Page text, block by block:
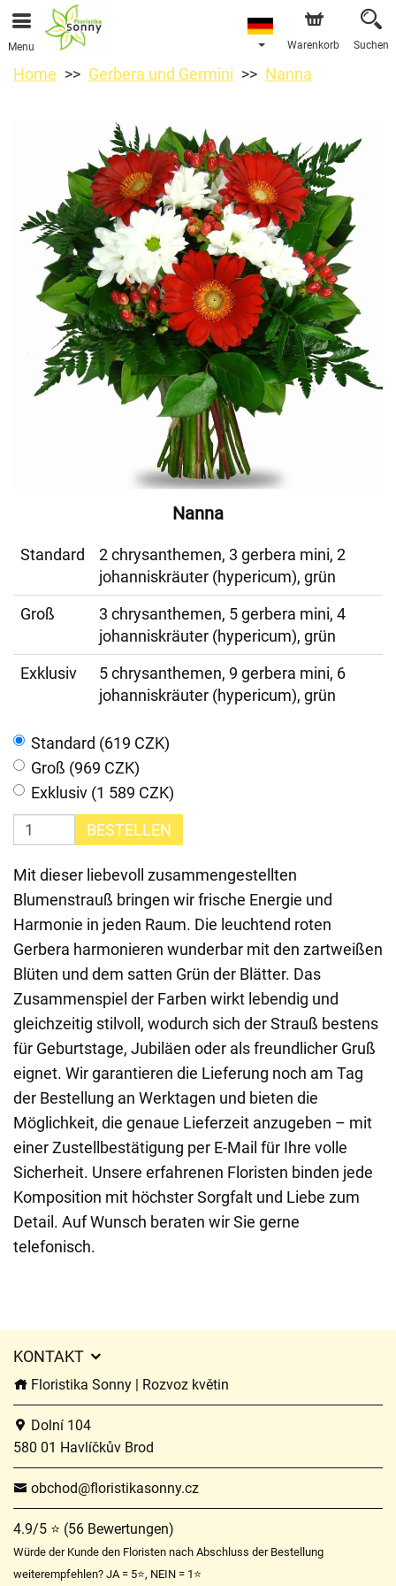
Menu Warenkorb Suchen
Home Gerbera und Germini Nanna
Nanna
Standard
2 chrysanthemen, 3 gerbera mini, 2
johanniskräuter (hypericum), grün
Groß
3 chrysanthemen, 5 gerbera mini, 4
johanniskräuter (hypericum), grün
Exklusiv
5 chrysanthemen, 9 gerbera mini, 6
johanniskräuter (hypericum), grün
Standard (619 CZK)
Groß (969 CZK)
Exklusiv (1 589 CZK)
BESTELLEN
Mit dieser liebevoll zusammengestellten
Blumenstrauß bringen wir frische Energie und
Harmonie in jeden Raum. Die leuchtend roten
Gerbera harmonieren wunderbar mit den zartweißen
Blüten und dem satten Grün der Blätter. Das
Zusammenspiel der Farben wirkt lebendig und
gleichzeitig stilvoll, wodurch sich der Strauß bestens
für Geburtstage, Jubiläen oder als freundlicher Gruß
eignet. Wir garantieren die Lieferung noch am Tag
der Bestellung an Werktagen und bieten die
Möglichkeit, die genaue Lieferzeit anzugeben – mit
einer Zustellbestätigung per E-Mail für Ihre volle
Sicherheit. Unsere erfahrenen Floristen binden jede
Komposition mit höchster Sorgfalt und Liebe zum
Detail. Auf Wunsch beraten wir Sie gerne
telefonisch.
KONTAKT
Floristika Sonny | Rozvoz květin
Dolní 104
580 01 Havlíčkův Brod
obchod@floristikasonny.cz
4.9/5 ⭐ (56 Bewertungen)
Würde der Kunde den Floristen nach Abschluss der Bestellung
weiterempfehlen? JA = 5⭐, NEIN = 1⭐